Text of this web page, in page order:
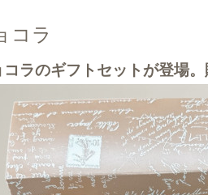
コラ
ラのギフトセットが登場